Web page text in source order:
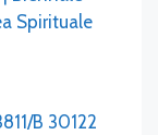
Spirituale
B 30122